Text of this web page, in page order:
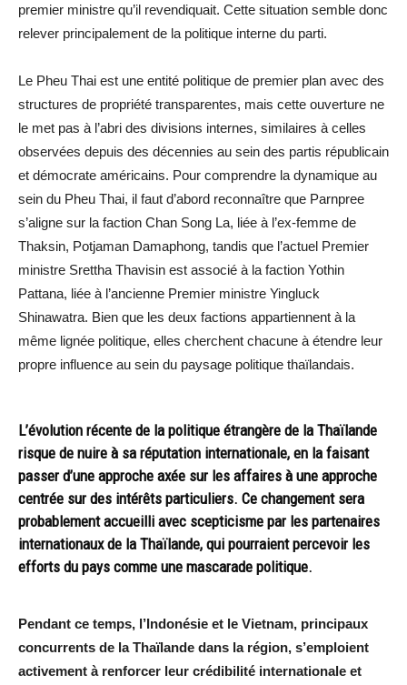
premier ministre qu’il revendiquait. Cette situation semble donc
relever principalement de la politique interne du parti.
Le Pheu Thai est une entité politique de premier plan avec des
structures de propriété transparentes, mais cette ouverture ne
le met pas à l’abri des divisions internes, similaires à celles
observées depuis des décennies au sein des partis républicain
et démocrate américains. Pour comprendre la dynamique au
sein du Pheu Thai, il faut d’abord reconnaître que Parnpree
s’aligne sur la faction Chan Song La, liée à l’ex-femme de
Thaksin, Potjaman Damaphong, tandis que l’actuel Premier
ministre Srettha Thavisin est associé à la faction Yothin
Pattana, liée à l’ancienne Premier ministre Yingluck
Shinawatra. Bien que les deux factions appartiennent à la
même lignée politique, elles cherchent chacune à étendre leur
propre influence au sein du paysage politique thaïlandais.
L’évolution récente de la politique étrangère de la Thaïlande
risque de nuire à sa réputation internationale, en la faisant
passer d’une approche axée sur les affaires à une approche
centrée sur des intérêts particuliers. Ce changement sera
probablement accueilli avec scepticisme par les partenaires
internationaux de la Thaïlande, qui pourraient percevoir les
efforts du pays comme une mascarade politique.
Pendant ce temps, l’Indonésie et le Vietnam, principaux
concurrents de la Thaïlande dans la région, s’emploient
activement à renforcer leur crédibilité internationale et